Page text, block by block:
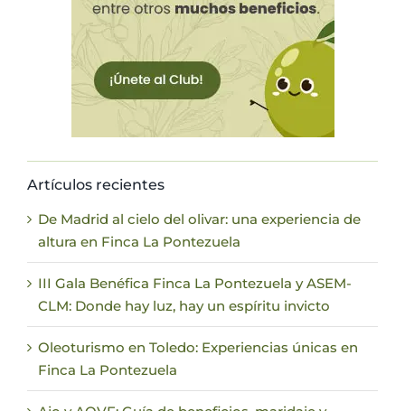
Artículos recientes
De Madrid al cielo del olivar: una experiencia de
altura en Finca La Pontezuela
III Gala Benéfica Finca La Pontezuela y ASEM-
CLM: Donde hay luz, hay un espíritu invicto
Oleoturismo en Toledo: Experiencias únicas en
Finca La Pontezuela